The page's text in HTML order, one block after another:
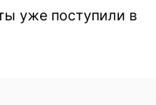
уже поступили в